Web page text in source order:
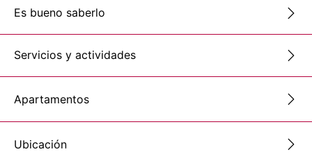
Es bueno saberlo
Servicios y actividades
Apartamentos
Ubicación